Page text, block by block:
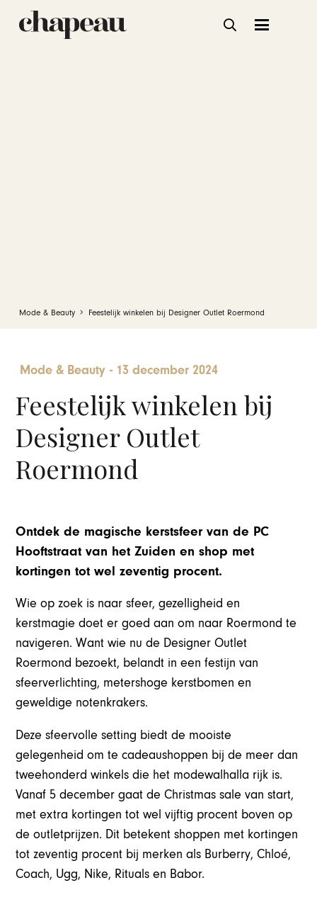
Mode & Beauty Feestelijk winkelen bij Designer Outlet Roermond
Mode & Beauty - 13 december 2024
Feestelijk winkelen bij
Designer Outlet
Roermond
Ontdek de magische kerstsfeer van de PC
Hooftstraat van het Zuiden en shop met
kortingen tot wel zeventig procent.
Wie op zoek is naar sfeer, gezelligheid en
kerstmagie doet er goed aan om naar Roermond te
navigeren. Want wie nu de Designer Outlet
Roermond bezoekt, belandt in een festijn van
sfeerverlichting, metershoge kerstbomen en
geweldige notenkrakers.
Deze sfeervolle setting biedt de mooiste
gelegenheid om te cadeaushoppen bij de meer dan
tweehonderd winkels die het modewalhalla rijk is.
Vanaf 5 december gaat de Christmas sale van start,
met extra kortingen tot wel vijftig procent boven op
de outletprijzen. Dit betekent shoppen met kortingen
tot zeventig procent bij merken als Burberry, Chloé,
Coach, Ugg, Nike, Rituals en Babor.